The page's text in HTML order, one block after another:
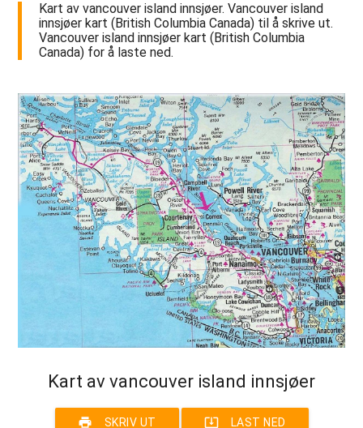
Kart av vancouver island innsjøer. Vancouver island
innsjøer kart (British Columbia Canada) til å skrive ut.
Vancouver island innsjøer kart (British Columbia
Canada) for å laste ned.
Kart av vancouver island innsjøer
print SKRIV UT system_update_alt LAST NED